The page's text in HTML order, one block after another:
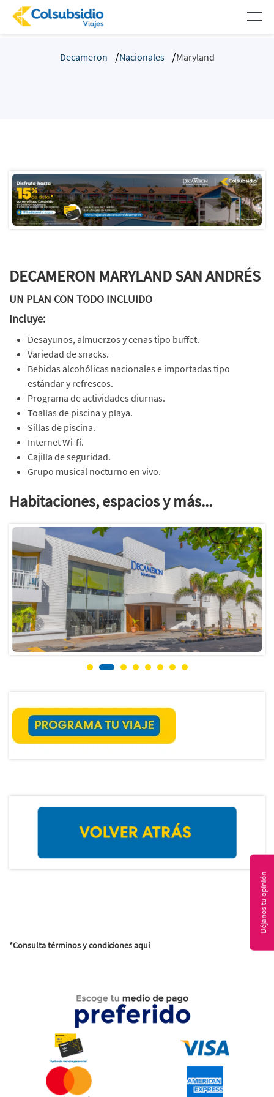
Decameron Nacionales Maryland
DECAMERON MARYLAND SAN ANDRÉS
UN PLAN CON TODO INCLUIDO
Incluye:
Desayunos, almuerzos y cenas tipo buffet.
Variedad de snacks.
Bebidas alcohólicas nacionales e importadas tipo
estándar y refrescos.
Programa de actividades diurnas.
Toallas de piscina y playa.
Sillas de piscina.
Internet Wi-fi.
Cajilla de seguridad.
Grupo musical nocturno en vivo.
Habitaciones, espacios y más...
*Consulta términos y condiciones aquí
Déjanos tu opinión